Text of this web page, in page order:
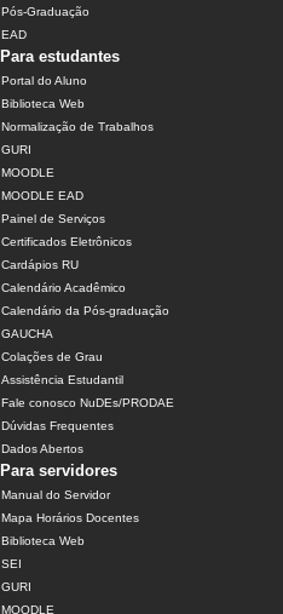
Pós-Graduação
EAD
Para estudantes
Portal do Aluno
Biblioteca Web
Normalização de Trabalhos
GURI
MOODLE
MOODLE EAD
Painel de Serviços
Certificados Eletrônicos
Cardápios RU
Calendário Acadêmico
Calendário da Pós-graduação
GAUCHA
Colações de Grau
Assistência Estudantil
Fale conosco NuDEs/PRODAE
Dúvidas Frequentes
Dados Abertos
Para servidores
Manual do Servidor
Mapa Horários Docentes
Biblioteca Web
SEI
GURI
MOODLE